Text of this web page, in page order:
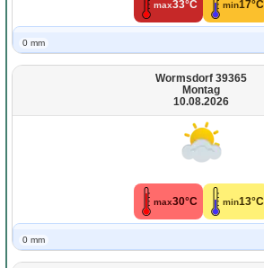
max33°C min17°C
0 mm
Wormsdorf 39365
Montag
10.08.2026
max30°C min13°C
0 mm